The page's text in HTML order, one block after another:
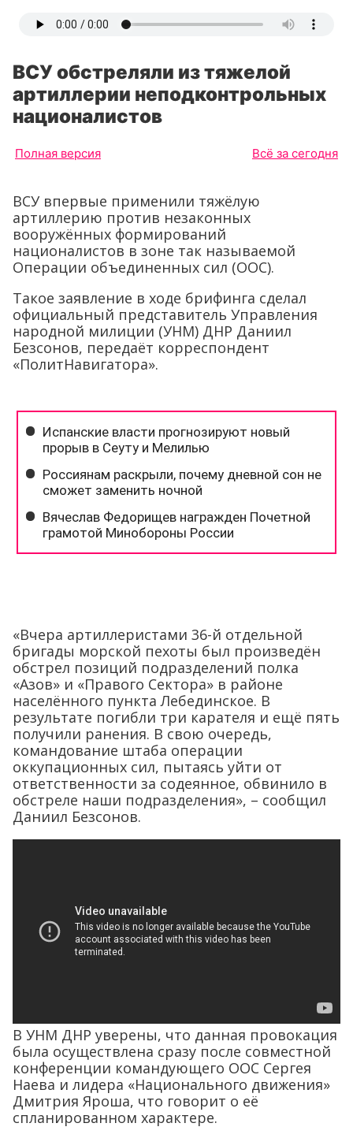
ВСУ обстреляли из тяжелой
артиллерии неподконтрольных
националистов
Полная версия Всё за сегодня
ВСУ впервые применили тяжёлую
артиллерию против незаконных
вооружённых формирований
националистов в зоне так называемой
Операции объединенных сил (ООС).
Такое заявление в ходе брифинга сделал
официальный представитель Управления
народной милиции (УНМ) ДНР Даниил
Безсонов, передаёт корреспондент
«ПолитНавигатора».
«Вчера артиллеристами 36-й отдельной
бригады морской пехоты был произведён
обстрел позиций подразделений полка
«Азов» и «Правого Сектора» в районе
населённого пункта Лебединское. В
результате погибли три карателя и ещё пять
получили ранения. В свою очередь,
командование штаба операции
оккупационных сил, пытаясь уйти от
ответственности за содеянное, обвинило в
обстреле наши подразделения», – сообщил
Даниил Безсонов.
В УНМ ДНР уверены, что данная провокация
была осуществлена сразу после совместной
конференции командующего ООС Сергея
Наева и лидера «Национального движения»
Дмитрия Яроша, что говорит о её
спланированном характере.